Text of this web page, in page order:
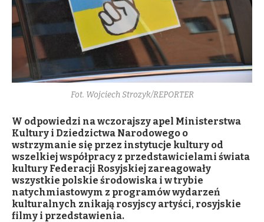
Fot. Wojciech Strozyk/REPORTER
W odpowiedzi na wczorajszy apel Ministerstwa
Kultury i Dziedzictwa Narodowego o
wstrzymanie się przez instytucje kultury od
wszelkiej współpracy z przedstawicielami świata
kultury Federacji Rosyjskiej zareagowały
wszystkie polskie środowiska i w trybie
natychmiastowym z programów wydarzeń
kulturalnych znikają rosyjscy artyści, rosyjskie
filmy i przedstawienia.